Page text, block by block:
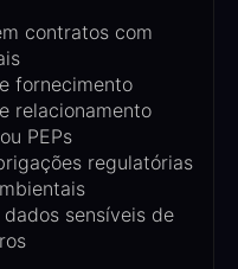
contratos com
fornecimento
relacionamento
PEPs
regulatórias
sensíveis de